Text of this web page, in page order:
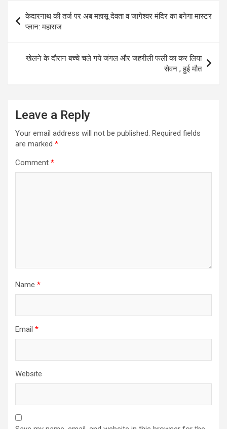
Post
navigation
केदारनाथ की तर्ज पर अब महासू देवता व जागेश्वर मंदिर का बनेगा मास्टर
प्लान: महाराज
खेलने के दौरान बच्चे चले गये जंगल और जहरीली फली का कर लिया
सेवन , हुई मौत
Leave a Reply
Your email address will not be published. Required fields
are marked *
Comment *
Name *
Email *
Website